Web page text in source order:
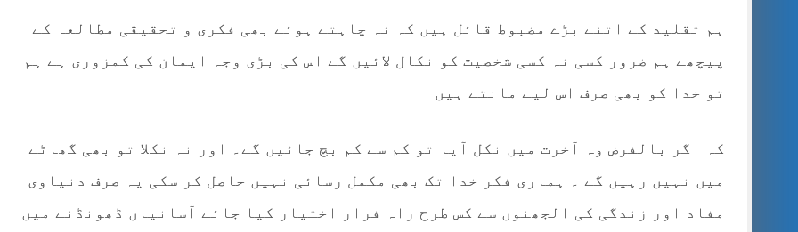
ہم تقلید کے اتنے بڑے مضبوط قائل ہیں کہ نہ چاہتے ہوئے بھی فکری و تحقیقی مطالعہ کے
پیچھے ہم ضرور کسی نہ کسی شخصیت کو نکال لائیں گے اس کی بڑی وجہ ایمان کی کمزوری ہے ہم
تو خدا کو بھی صرف اس لیے مانتے ہیں
کہ اگر بالفرض وہ آخرت میں نکل آیا تو کم سے کم بچ جائیں گے۔ اور نہ نکلا تو بھی گھاٹے
میں نہیں رہیں گے ۔ ہماری فکر خدا تک بھی مکمل رسائی نہیں حاصل کر سکی یہ صرف دنیاوی
مفاد اور زندگی کی الجھنوں سے کس طرح راہ فرار اختیار کیا جائے آسانیاں ڈھونڈنے میں